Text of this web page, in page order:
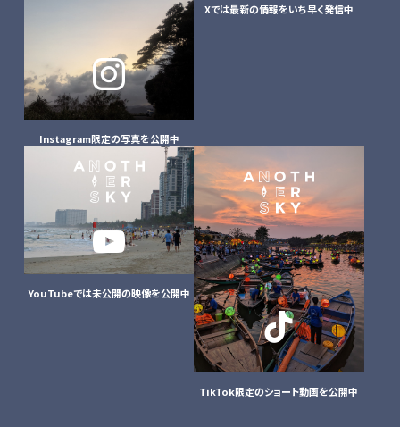
Instagram限定の写真を公開中
Xでは最新の情報をいち早く発信中
YouTubeでは未公開の映像を公開中
TikTok限定のショート動画を公開中